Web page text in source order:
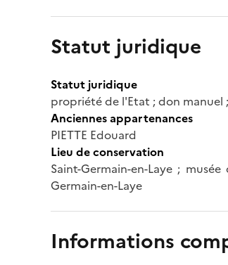
Statut juridique
Statut juridique
propriété de l'Etat ; don manuel
Anciennes appartenances
PIETTE Edouard
Lieu de conservation
Saint-Germain-en-Laye ;
Germain-en-Laye
Informations